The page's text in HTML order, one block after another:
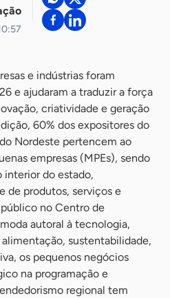
e indústrias foram
e ajudaram a traduzir a força
criatividade e geração
60% dos expositores do
Nordeste pertencem ao
empresas (MPEs), sendo
interior do estado,
de produtos, serviços e
no Centro de
autoral à tecnologia,
sustentabilidade,
os pequenos negócios
na programação e
regional tem